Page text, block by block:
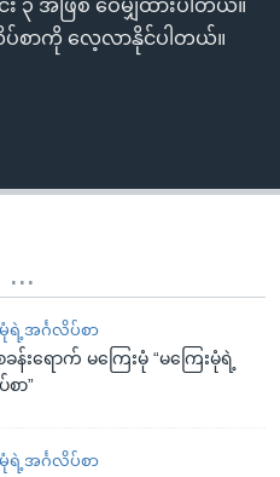
အဖြစ် ဝေမျှထားပါတယ်။
ပ်စာကို လေ့လာနိုင်ပါတယ်။
ရဲ့အင်္ဂလိပ်စာ
န်းရောက် မကြေးမုံ “မကြေးမုံရဲ့
ာ”
ရဲ့အင်္ဂလိပ်စာ